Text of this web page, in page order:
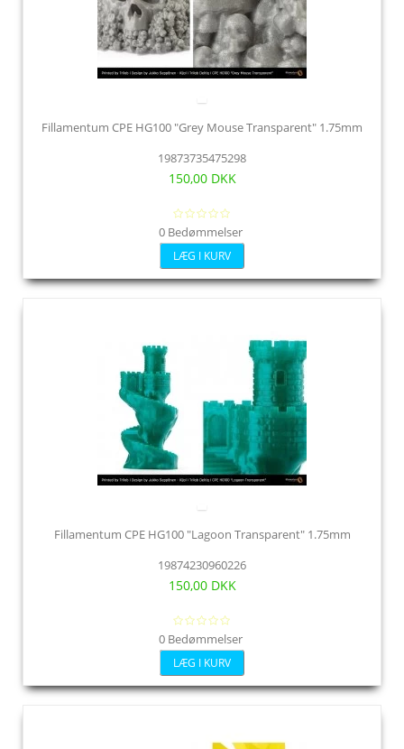
Fillamentum CPE HG100 "Grey Mouse Transparent" 1.75mm
19873735475298
150,00 DKK
0 Bedømmelser
LÆG I KURV
Fillamentum CPE HG100 "Lagoon Transparent" 1.75mm
19874230960226
150,00 DKK
0 Bedømmelser
LÆG I KURV